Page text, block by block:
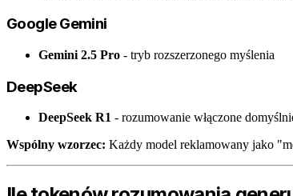
Google Gemini
Gemini 2.5 Pro - tryb rozszerzonego myślenia
DeepSeek
DeepSeek R1 - rozumowanie włączone
Wspólny wzorzec: Każdy model reklamowany jako